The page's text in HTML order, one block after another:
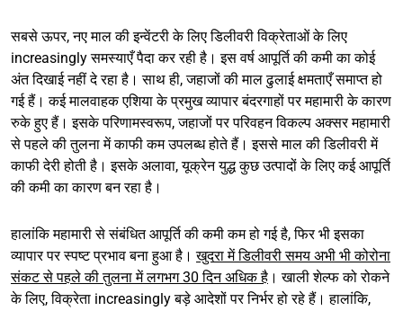
सबसे ऊपर, नए माल की इन्वेंटरी के लिए डिलीवरी विक्रेताओं के लिए
increasingly समस्याएँ पैदा कर रही है। इस वर्ष आपूर्ति की कमी का कोई
अंत दिखाई नहीं दे रहा है। साथ ही, जहाजों की माल ढुलाई क्षमताएँ समाप्त हो
गई हैं। कई मालवाहक एशिया के प्रमुख व्यापार बंदरगाहों पर महामारी के कारण
रुके हुए हैं। इसके परिणामस्वरूप, जहाजों पर परिवहन विकल्प अक्सर महामारी
से पहले की तुलना में काफी कम उपलब्ध होते हैं। इससे माल की डिलीवरी में
काफी देरी होती है। इसके अलावा, यूक्रेन युद्ध कुछ उत्पादों के लिए कई आपूर्ति
की कमी का कारण बन रहा है।
हालांकि महामारी से संबंधित आपूर्ति की कमी कम हो गई है, फिर भी इसका
व्यापार पर स्पष्ट प्रभाव बना हुआ है।खुदरा में डिलीवरी समय अभी भी कोरोना
संकट से पहले की तुलना में लगभग 30 दिन अधिक है । खाली शेल्फ को रोकने
के लिए, विक्रेता increasingly बड़े आदेशों पर निर्भर हो रहे हैं। हालांकि,